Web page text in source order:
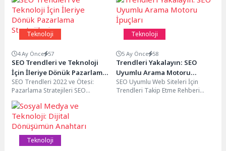
Teknoloji
4 Ay Önce 57
SEO Trendleri ve Teknoloji
İçin İleriye Dönük Pazarlama
Stratejileri
SEO Trendleri 2022 ve Ötesi:
Pazarlama Stratejileri SEO
dünyasında sürekli değişen
trendler doğrultusunda, dijital
pazarlama...
Teknoloji
5 Ay Önce 58
Trendleri Yakalayın: SEO
Uyumlu Arama Motoru
İpuçları
SEO Uyumlu Web Siteleri İçin
Trendleri Takip Etme Rehberi
Teknoloji